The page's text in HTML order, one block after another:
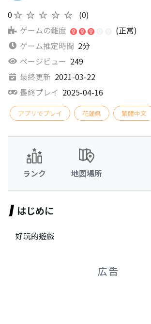
0★★★★★
(0)
ゲームの難度
(正常)
ゲーム推定時間 2分
ページビュー 249
最終更新 2021-03-22
最終プレイ 2025-04-16
アプリでプレイ 花蓮県 繁體中文
ランク 地図場所
はじめに
好玩的遊戲
広告